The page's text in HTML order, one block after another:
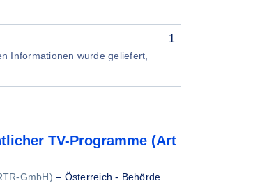
Informationen wurde geliefert,
1
TV-Programme (Art
GmbH) – Österreich - Behörde